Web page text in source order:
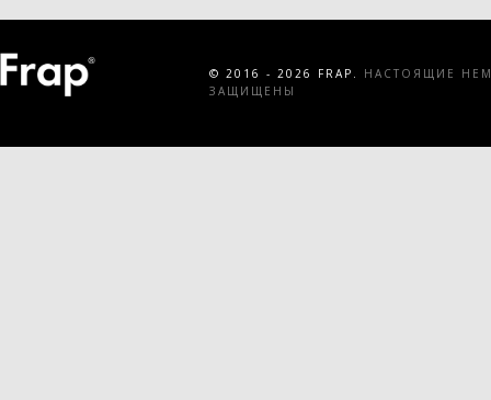
© 2016 - 2026 FRAP.
НАСТОЯЩИЕ
ЗАЩИЩЕНЫ